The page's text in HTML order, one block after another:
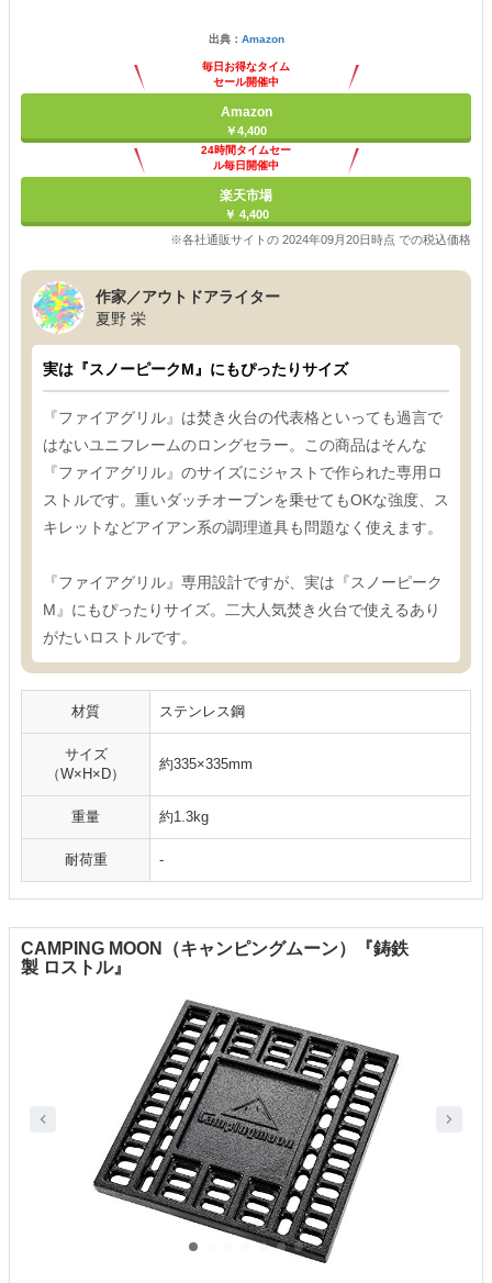
出典： Amazon
毎日お得なタイム
セール開催中
Amazon
￥4,400
24時間タイムセー
ル毎日開催中
楽天市場
￥ 4,400
※各社通販サイトの 2024年09月20日時点 での税込価格
作家／アウトドアライター
夏野 栄
実は『スノーピークM』にもぴったりサイズ
『ファイアグリル』は焚き火台の代表格といっても過言で
はないユニフレームのロングセラー。この商品はそんな
『ファイアグリル』のサイズにジャストで作られた専用ロ
ストルです。重いダッチオーブンを乗せてもOKな強度、ス
キレットなどアイアン系の調理道具も問題なく使えます。
『ファイアグリル』専用設計ですが、実は『スノーピーク
M』にもぴったりサイズ。二大人気焚き火台で使えるあり
がたいロストルです。
材質 ステンレス鋼
サイズ
（W×H×D）
約335×335mm
重量 約1.3kg
耐荷重 -
CAMPING MOON（キャンピングムーン）『鋳鉄
製 ロストル』